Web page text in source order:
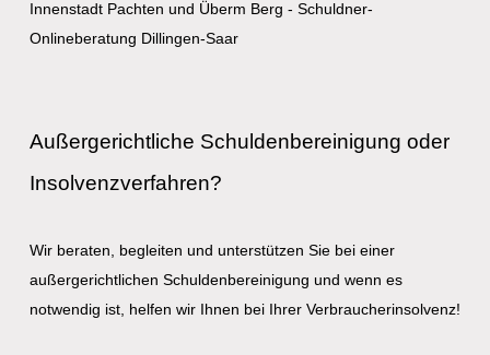
Innenstadt Pachten und Überm Berg - Schuldner-
Onlineberatung Dillingen-Saar
Außergerichtliche Schuldenbereinigung oder
Insolvenzverfahren?
Wir beraten, begleiten und unterstützen Sie bei einer
außergerichtlichen Schuldenbereinigung und wenn es
notwendig ist, helfen wir Ihnen bei Ihrer Verbraucherinsolvenz!